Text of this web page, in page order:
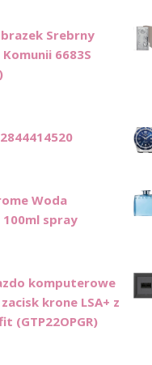
Srebrny
6683S
Woda
spray
komputerowe
krone LSA+ z
(GTP22OPGR)